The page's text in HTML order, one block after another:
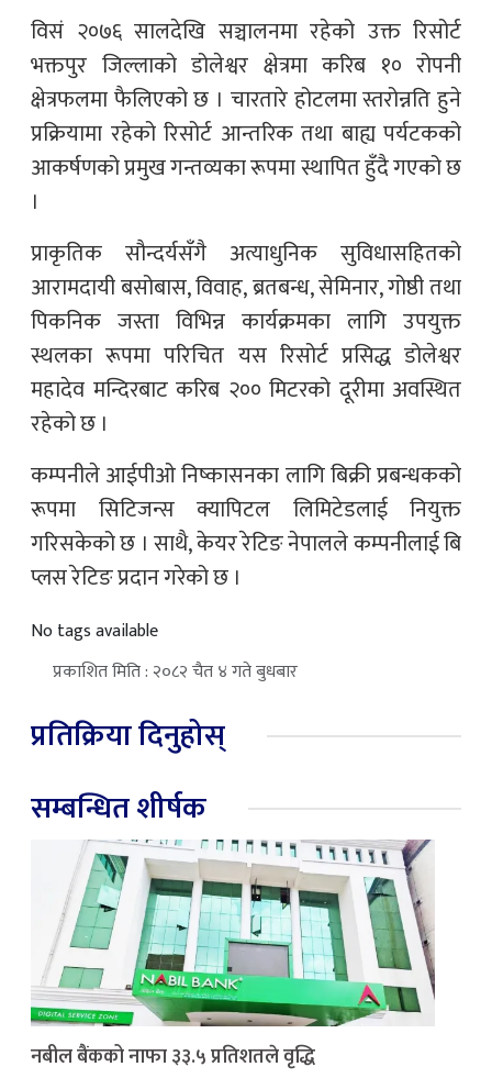
विसं २०७६ सालदेखि सञ्चालनमा रहेको उक्त रिसोर्ट
भक्तपुर जिल्लाको डोलेश्वर क्षेत्रमा करिब १० रोपनी
क्षेत्रफलमा फैलिएको छ । चारतारे होटलमा स्तरोन्नति हुने
प्रक्रियामा रहेको रिसोर्ट आन्तरिक तथा बाह्य पर्यटकको
आकर्षणको प्रमुख गन्तव्यका रूपमा स्थापित हुँदै गएको छ
।
प्राकृतिक सौन्दर्यसँगै अत्याधुनिक सुविधासहितको
आरामदायी बसोबास, विवाह, ब्रतबन्ध, सेमिनार, गोष्ठी तथा
पिकनिक जस्ता विभिन्न कार्यक्रमका लागि उपयुक्त
स्थलका रूपमा परिचित यस रिसोर्ट प्रसिद्ध डोलेश्वर
महादेव मन्दिरबाट करिब २०० मिटरको दूरीमा अवस्थित
रहेको छ ।
कम्पनीले आईपीओ निष्कासनका लागि बिक्री प्रबन्धकको
रूपमा सिटिजन्स क्यापिटल लिमिटेडलाई नियुक्त
गरिसकेको छ । साथै, केयर रेटिङ नेपालले कम्पनीलाई बि
प्लस रेटिङ प्रदान गरेको छ ।
No tags available
प्रकाशित मिति : २०८२ चैत ४ गते बुधबार
प्रतिक्रिया दिनुहोस्
सम्बन्धित शीर्षक
नबील बैंकको नाफा ३३.५ प्रतिशतले वृद्धि